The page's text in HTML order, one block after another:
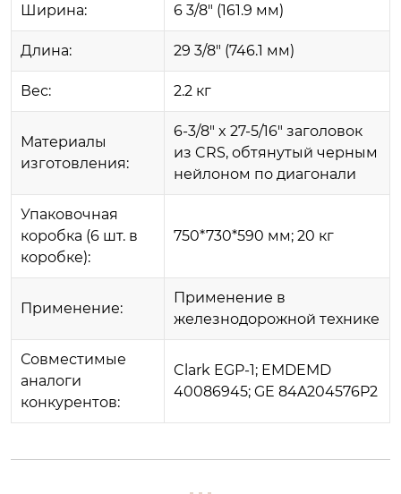
Ширина: 6 3/8" (161.9 мм)
Длина: 29 3/8" (746.1 мм)
Вес: 2.2 кг
Материалы
изготовления:
6-3/8" x 27-5/16" заголовок
из CRS, обтянутый черным
нейлоном по диагонали
Упаковочная
коробка (6 шт. в
коробке):
750*730*590 мм; 20 кг
Применение:
Применение в
железнодорожной технике
Совместимые
аналоги
конкурентов:
Clark EGP-1; EMDEMD
40086945; GE 84A204576P2